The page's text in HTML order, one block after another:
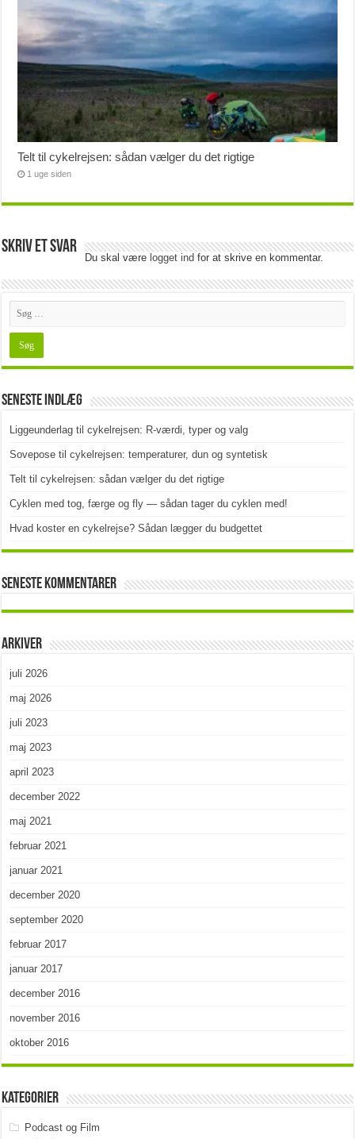
Telt til cykelrejsen: sådan vælger du det rigtige
1 uge siden
Skriv et svar
Du skal værelogget ind for at skrive en kommentar.
Seneste indlæg
Liggeunderlag til cykelrejsen: R-værdi, typer og valg
Sovepose til cykelrejsen: temperaturer, dun og syntetisk
Telt til cykelrejsen: sådan vælger du det rigtige
Cyklen med tog, færge og fly — sådan tager du cyklen med!
Hvad koster en cykelrejse? Sådan lægger du budgettet
Seneste kommentarer
Arkiver
juli 2026
maj 2026
juli 2023
maj 2023
april 2023
december 2022
maj 2021
februar 2021
januar 2021
december 2020
september 2020
februar 2017
januar 2017
december 2016
november 2016
oktober 2016
Kategorier
Podcast og Film